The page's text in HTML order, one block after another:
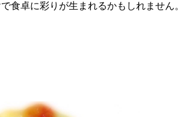
食卓に彩りが生まれるかもしれません。